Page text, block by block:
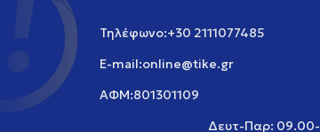
Τηλέφωνο:+30 2111077485
E-mail:online@tike.gr
ΑΦΜ:801301109
Δευτ-Παρ: 09.00-